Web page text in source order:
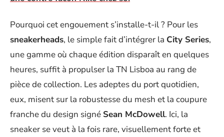
Pourquoi cet engouement s’installe-t-il ? Pour les
sneakerheads, le simple fait d’intégrer la City Series,
une gamme où chaque édition disparaît en quelques
heures, suffit à propulser la TN Lisboa au rang de
pièce de collection. Les adeptes du port quotidien,
eux, misent sur la robustesse du mesh et la coupure
franche du design signé Sean McDowell. Ici, la
sneaker se veut à la fois rare, visuellement forte et